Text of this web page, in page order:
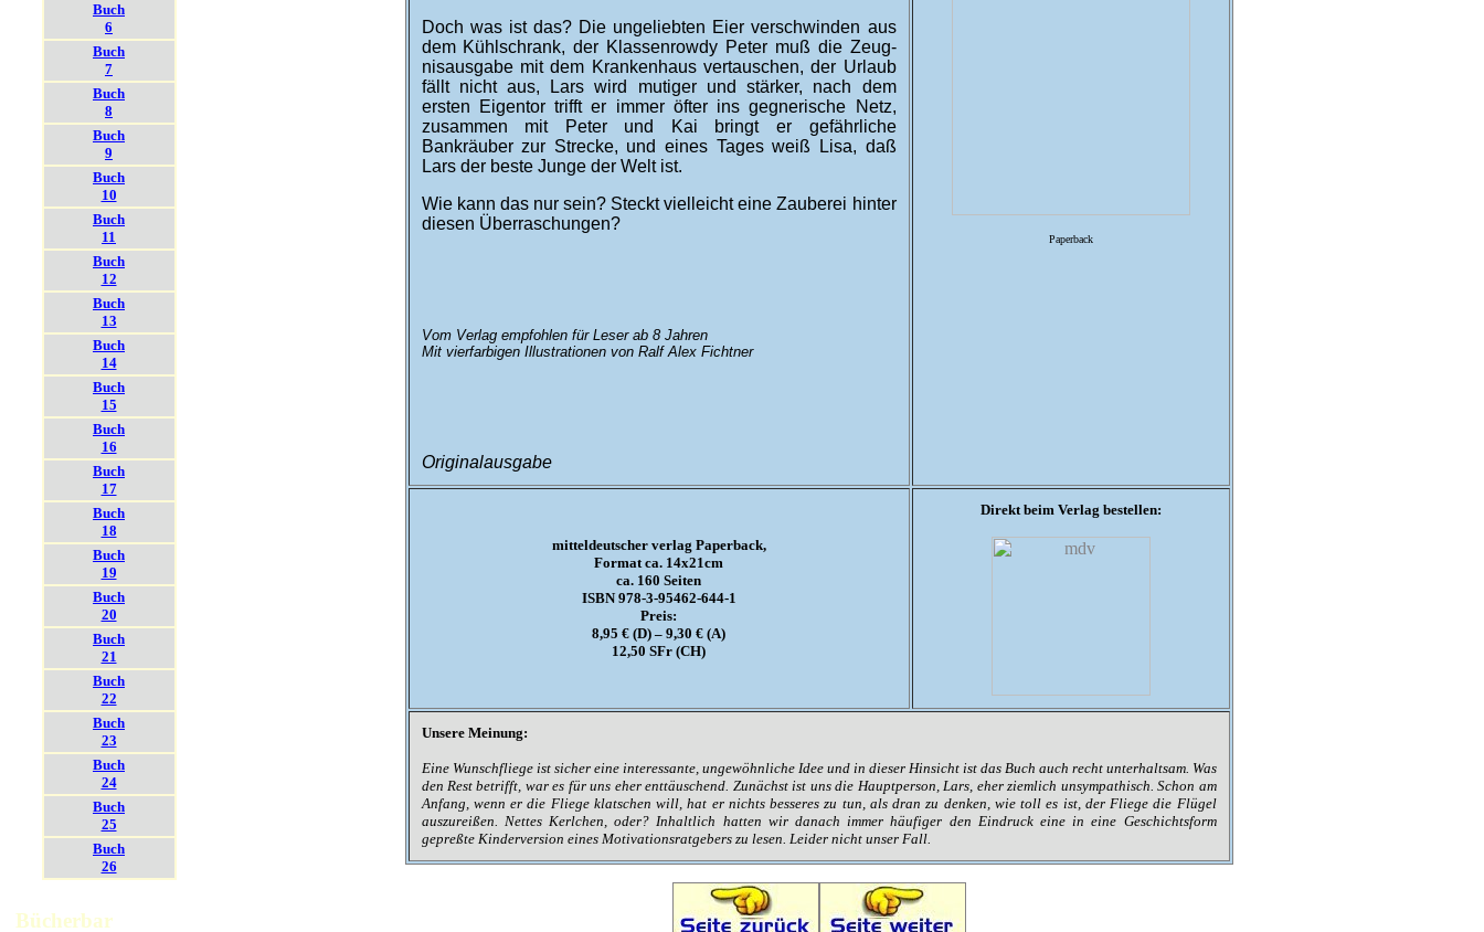
Buch
6
Buch
7
Buch
8
Buch
9
Buch
10
Buch
11
Buch
12
Buch
13
Buch
14
Buch
15
Buch
16
Buch
17
Buch
18
Buch
19
Buch
20
Buch
21
Buch
22
Buch
23
Buch
24
Buch
25
Buch
26
Bücherbar
Doch was ist das? Die ungeliebten Eier ver­schwinden aus
dem Kühl­schrank, der Klassen­rowdy Peter muß die Zeug­
nis­aus­gabe mit dem Kranken­haus ver­tauschen, der Urlaub
fällt nicht aus, Lars wird mutiger und stärker, nach dem
ersten Eigentor trifft er immer öfter ins geg­ne­rische Netz,
zusammen mit Peter und Kai bringt er gefährliche
Bankräuber zur Strecke, und eines Tages weiß Lisa, daß
Lars der beste Junge der Welt ist.
Wie kann das nur sein? Steckt vielleicht eine Zauberei hinter
diesen Überraschungen?
Vom Verlag empfohlen für Leser ab 8 Jahren
Mit vierfarbigen Illustrationen von Ralf Alex Fichtner
Originalausgabe
Paperback
mitteldeutscher verlag Paperback,
Format ca. 14x21cm
ca. 160 Seiten
ISBN 978-3-95462-644-1
Preis:
8,95 € (D) – 9,30 € (A)
12,50 SFr (CH)
Direkt beim Verlag bestellen:
Unsere Meinung:
Eine Wunschfliege ist sicher eine interessante, ungewöhnliche Idee und in dieser Hinsicht ist das Buch auch recht unterhaltsam. Was
den Rest betrifft, war es für uns eher enttäuschend. Zunächst ist uns die Hauptperson, Lars, eher ziemlich unsympathisch. Schon am
Anfang, wenn er die Fliege klatschen will, hat er nichts besseres zu tun, als dran zu denken, wie toll es ist, der Fliege die Flügel
auszureißen. Nettes Kerlchen, oder? Inhaltlich hatten wir danach immer häufiger den Eindruck eine in eine Geschichtsform
gepreßte Kinderversion eines Motivationsratgebers zu lesen. Leider nicht unser Fall.